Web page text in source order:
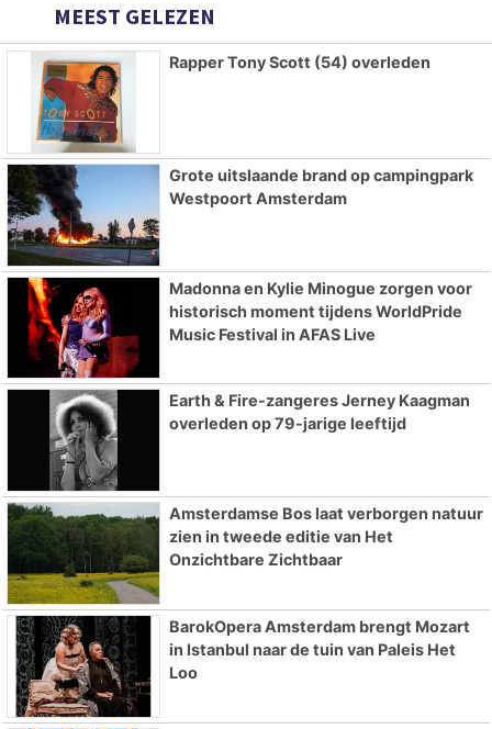
MEEST GELEZEN
Rapper Tony Scott (54) overleden
Grote uitslaande brand op campingpark
Westpoort Amsterdam
Madonna en Kylie Minogue zorgen voor
historisch moment tijdens WorldPride
Music Festival in AFAS Live
Earth & Fire-zangeres Jerney Kaagman
overleden op 79-jarige leeftijd
Amsterdamse Bos laat verborgen natuur
zien in tweede editie van Het
Onzichtbare Zichtbaar
BarokOpera Amsterdam brengt Mozart
in Istanbul naar de tuin van Paleis Het
Loo